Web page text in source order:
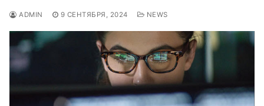
ADMIN 9 СЕНТЯБРЯ, 2024 NEWS